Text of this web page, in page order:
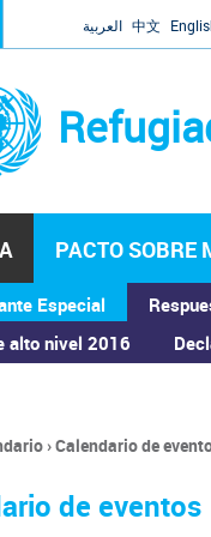
العربية 中文
PACTO SOBRE
Especial
alto nivel 2016
GENERAL
›Calendario de
de eventos